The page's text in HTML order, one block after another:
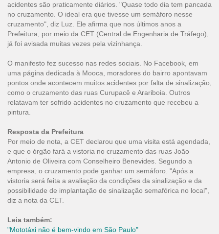
acidentes são praticamente diários. "Quase todo dia tem pancada
no cruzamento. O ideal era que tivesse um semáforo nesse
cruzamento", diz Luz. Ele afirma que nos últimos anos a
Prefeitura, por meio da CET (Central de Engenharia de Tráfego),
já foi avisada muitas vezes pela vizinhança.
O manifesto fez sucesso nas redes sociais. No Facebook, em
uma página dedicada à Mooca, moradores do bairro apontavam
pontos onde acontecem muitos acidentes por falta de sinalização,
como o cruzamento das ruas Curupacê e Arariboia. Outros
relatavam ter sofrido acidentes no cruzamento que recebeu a
pintura.
Resposta da Prefeitura
Por meio de nota, a CET declarou que uma visita está agendada,
e que o órgão fará a vistoria no cruzamento das ruas João
Antonio de Oliveira com Conselheiro Benevides. Segundo a
empresa, o cruzamento pode ganhar um semáforo. "Após a
vistoria será feita a avaliação da condições da sinalização e da
possibilidade de implantação de sinalização semafórica no local",
diz a nota da CET.
Leia também:
"Mototáxi não é bem-vindo em São Paulo"